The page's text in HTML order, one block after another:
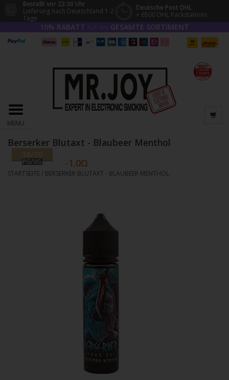
Bestellt vor 23:30 Uhr
Lieferung nach Deutschland 1-2
Tage
Deutsche Post DHL
+ 6500 DHL Packstations
10% RABATT GESAMTE SORTIMENT
MENU
Berserker Blutaxt - Blaubeer Menthol
30/70
PG/VG
STARTSEITE / BERSERKER BLUTAXT - BLAUBEER MENTHOL